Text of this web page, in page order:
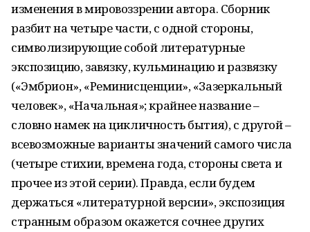
изменения в мировоззрении автора. Сборник
разбит на четыре части, с одной стороны,
символизирующие собой литературные
экспозицию, завязку, кульминацию и развязку
(«Эмбрион», «Реминисценции», «Зазеркальный
человек», «Начальная»; крайнее название –
словно намек на цикличность бытия), с другой –
всевозможные варианты значений самого числа
(четыре стихии, времена года, стороны света и
прочее из этой серии). Правда, если будем
держаться «литературной версии», экспозиция
странным образом окажется сочнее других